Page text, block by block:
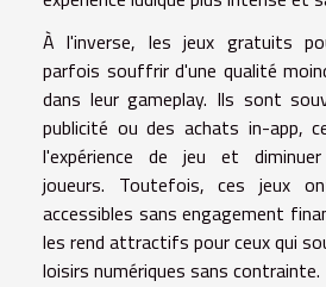
À l'inverse, les jeux gratuits
parfois souffrir d'une qualité
dans leur gameplay. Ils sont
publicité ou des achats in-app,
l'expérience de jeu et
joueurs. Toutefois, ces jeux
accessibles sans engagement
les rend attractifs pour ceux qui
loisirs numériques sans contrainte.